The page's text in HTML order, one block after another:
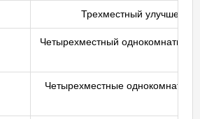
Трехместный
Четырехместный
Четырехместные